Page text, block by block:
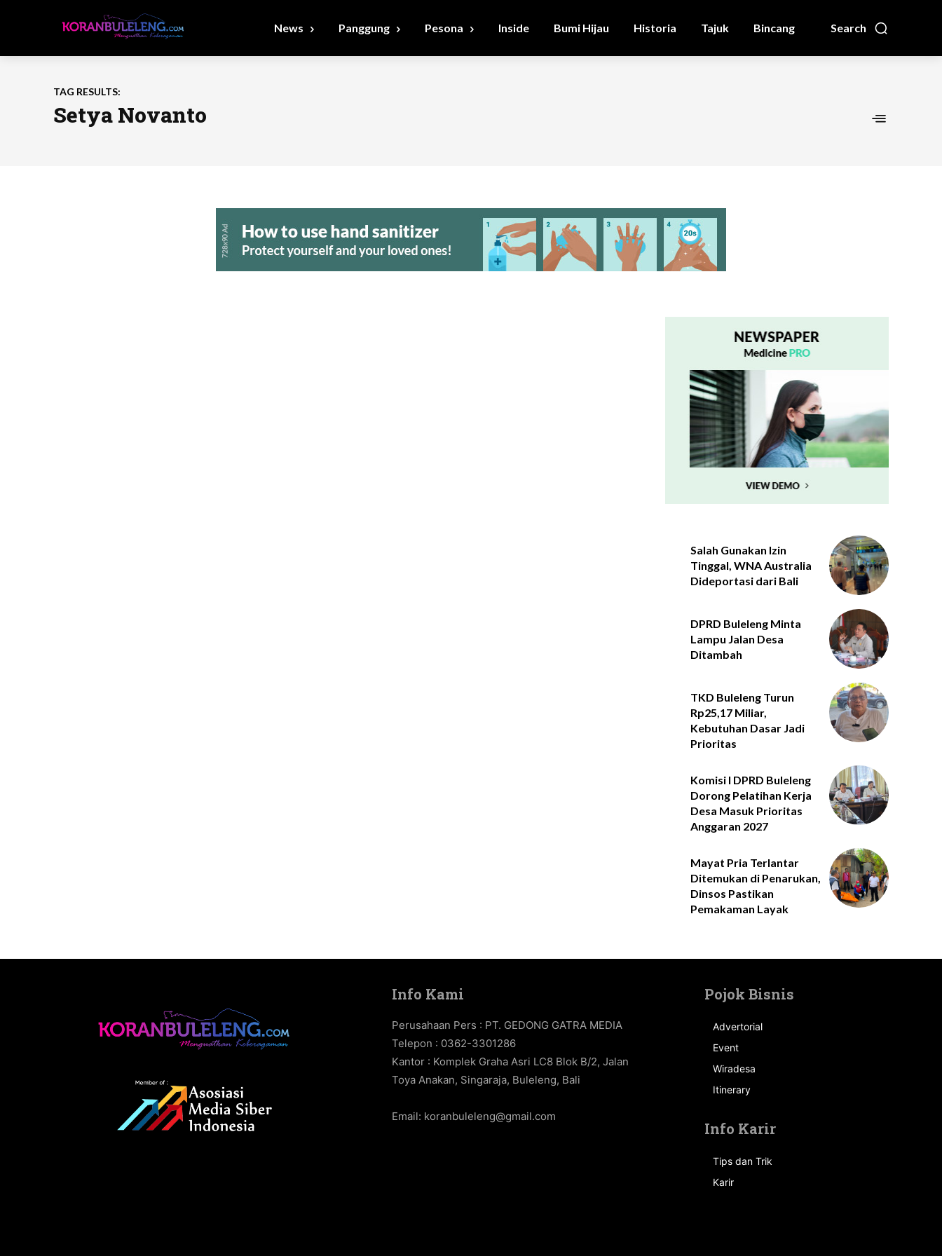
Search
News Panggung Pesona Inside Bumi Hijau Historia Tajuk Bincang
TAG RESULTS:
Setya Novanto
Salah Gunakan Izin
Tinggal, WNA Australia
Dideportasi dari Bali
DPRD Buleleng Minta
Lampu Jalan Desa
Ditambah
TKD Buleleng Turun
Rp25,17 Miliar,
Kebutuhan Dasar Jadi
Prioritas
Komisi I DPRD Buleleng
Dorong Pelatihan Kerja
Desa Masuk Prioritas
Anggaran 2027
Mayat Pria Terlantar
Ditemukan di Penarukan,
Dinsos Pastikan
Pemakaman Layak
Info Kami
Perusahaan Pers : PT. GEDONG GATRA MEDIA
Telepon : 0362-3301286
Kantor : Komplek Graha Asri LC8 Blok B/2, Jalan
Toya Anakan, Singaraja, Buleleng, Bali
Email: koranbuleleng@gmail.com
Pojok Bisnis
Advertorial
Event
Wiradesa
Itinerary
Info Karir
Tips dan Trik
Karir